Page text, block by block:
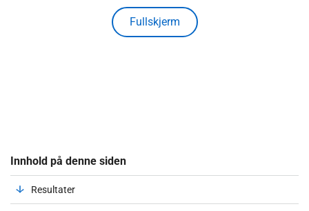
Fullskjerm
Innhold på denne siden
Resultater